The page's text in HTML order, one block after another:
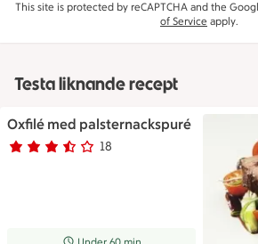
This site is protected by reCAPTCHA and the
of Service apply.
Testa liknande recept
Oxfilé med palsternackspuré
Betyg 3.4 av 5. 18
18 personer har röstat